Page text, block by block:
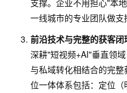
支撑。企业不用担心"本
一线城市的专业团队做支
前沿技术与完整的获客闭
深耕"短视频+AI"垂直领
与私域转化相结合的完
位一体体系包括：定位